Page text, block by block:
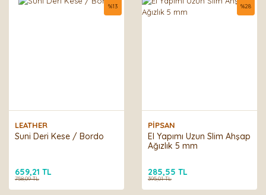
LEATHER
Suni Deri Kese / Bordo
%13
659,21 TL
758,09 TL
PİPSAN
El Yapımı Uzun Slim Ahşap
Ağızlık 5 mm
%28
285,55 TL
395,01 TL